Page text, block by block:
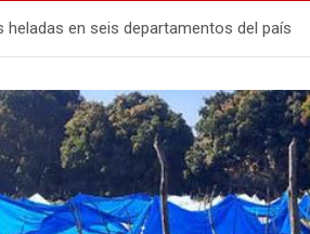
en seis departamentos del país